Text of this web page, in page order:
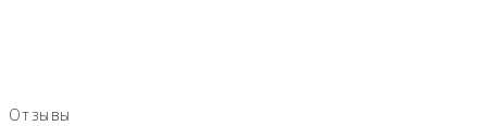
Отзывы